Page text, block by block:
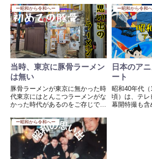
的でした。なんでインターネット
がない時代に日本中の子どもが同
じ時期に泥だんごを作っていたん
でしょうか？謎ですね？？私は...
り、巨人の星
そ松くん、天
チ学園、結構
い...
ー昭和から令和へー
当時、東京に豚骨ラーメン
は無い
豚骨ラーメンが東京に無かった時
代東京にはとんこつラーメンがな
かった時代があるのをご存じでし
ぜか九州出身の友人が多くいまし
た。大学は神奈川にあり、入学し
て10日ほど経った時のことで
す。ある九州出身の友人に、「豚
ー昭和から令和
日本のア
ート
昭和40年代
頃）は、テレ
幕開特撮も含
ー昭和から令和へー